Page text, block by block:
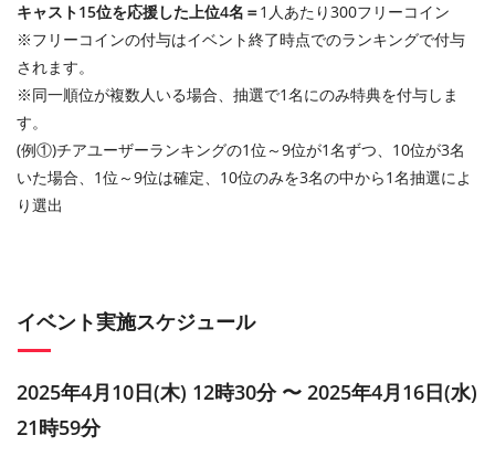
キャスト15位を応援した上位4名＝1人あたり300フリーコイン
※フリーコインの付与はイベント終了時点でのランキングで付与
されます。
※同一順位が複数人いる場合、抽選で1名にのみ特典を付与しま
す。
(例①)チアユーザーランキングの1位～9位が1名ずつ、10位が3名
いた場合、1位～9位は確定、10位のみを3名の中から1名抽選によ
り選出
イベント実施スケジュール
2025年4月10日(木) 12時30分 〜 2025年4月16日(水)
21時59分